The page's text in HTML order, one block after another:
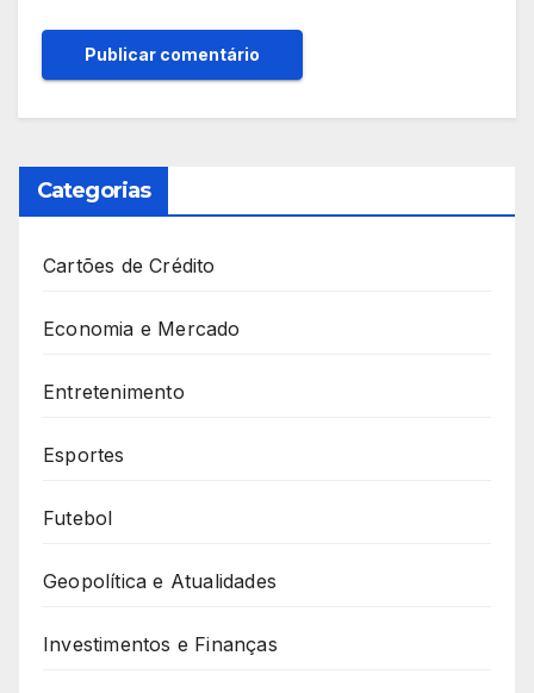
Categorias
Cartões de Crédito
Economia e Mercado
Entretenimento
Esportes
Futebol
Geopolítica e Atualidades
Investimentos e Finanças